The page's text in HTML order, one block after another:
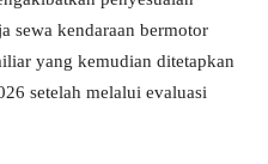
sewa kendaraan bermotor
yang kemudian ditetapkan
setelah melalui evaluasi